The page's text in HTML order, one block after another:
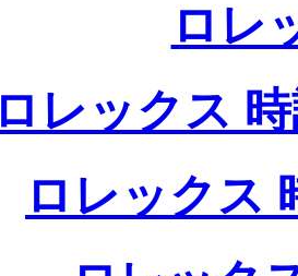
ロレ
ロレックス
ロレックス